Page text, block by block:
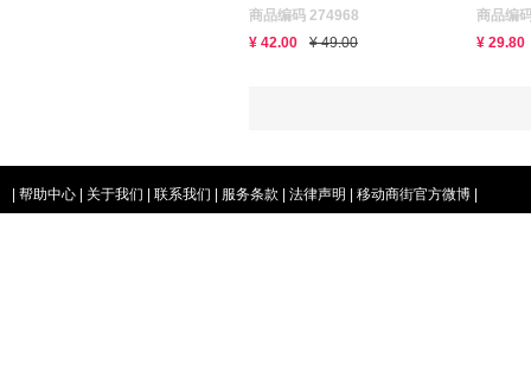
商品编码 274968
¥ 42.00
¥ 49.00
商品编
¥ 29.80
帮助中心 关于我们 联系我们 服务条款 法律声明 移动商街官方微博